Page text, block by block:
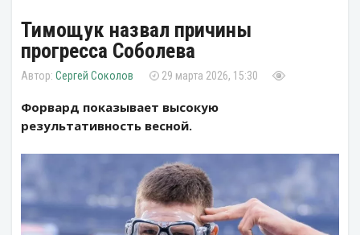
Тимощук назвал причины
прогресса Соболева
Сергей Соколов 29 марта 2026, 15:30
Форвард показывает высокую
результативность весной.